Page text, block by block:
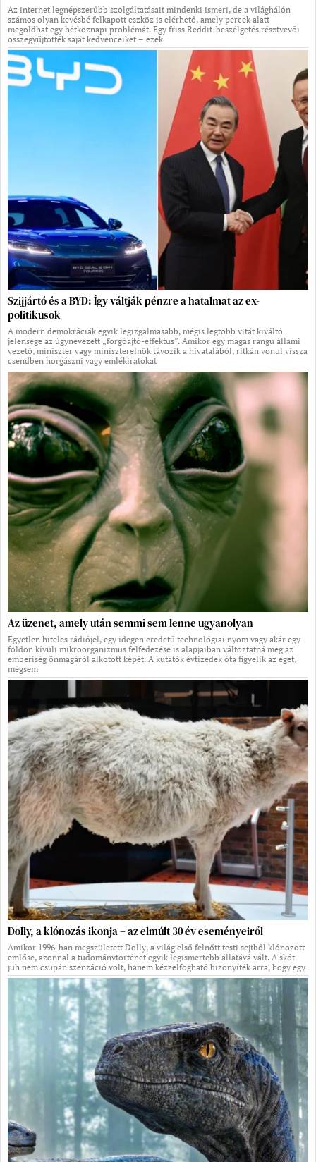
Az internet legnépszerűbb szolgáltatásait mindenki ismeri, de a világhálón
számos olyan kevésbé felkapott eszköz is elérhető, amely percek alatt
megoldhat egy hétköznapi problémát. Egy friss Reddit-beszélgetés résztvevői
összegyűjtötték saját kedvenceiket – ezek
Szijjártó és a BYD: Így váltják pénzre a hatalmat az ex-
politikusok
A modern demokráciák egyik legizgalmasabb, mégis legtöbb vitát kiváltó
jelensége az úgynevezett „forgóajtó-effektus”. Amikor egy magas rangú állami
vezető, miniszter vagy miniszterelnök távozik a hivatalából, ritkán vonul vissza
csendben horgászni vagy emlékiratokat
Az üzenet, amely után semmi sem lenne ugyanolyan
Egyetlen hiteles rádiójel, egy idegen eredetű technológiai nyom vagy akár egy
földön kívüli mikroorganizmus felfedezése is alapjaiban változtatná meg az
emberiség önmagáról alkotott képét. A kutatók évtizedek óta figyelik az eget,
mégsem
Dolly, a klónozás ikonja – az elmúlt 30 év eseményeiről
Amikor 1996-ban megszületett Dolly, a világ első felnőtt testi sejtből klónozott
emlőse, azonnal a tudománytörténet egyik legismertebb állatává vált. A skót
juh nem csupán szenzáció volt, hanem kézzelfogható bizonyíték arra, hogy egy